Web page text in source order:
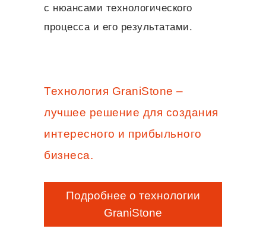
с нюансами технологического
процесса и его результатами.
Технология GraniStone –
лучшее решение для создания
интересного и прибыльного
бизнеса.
Подробнее о технологии
GraniStone